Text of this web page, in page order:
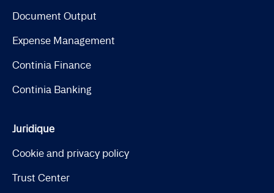
Document Output
Expense Management
Continia Finance
Continia Banking
Juridique
Cookie and privacy policy
Trust Center